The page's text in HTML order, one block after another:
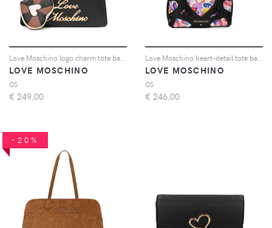
LOVE MOSCHINO
OS
€ 249,00
LOVE MOSCHINO
OS
€ 246,00
-20%